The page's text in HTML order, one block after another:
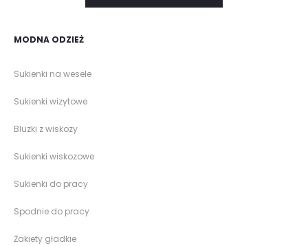
MODNA ODZIEŻ
Sukienki na wesele
Sukienki wizytowe
Bluzki z wiskozy
Sukienki wiskozowe
Sukienki do pracy
Spodnie do pracy
Żakiety gładkie